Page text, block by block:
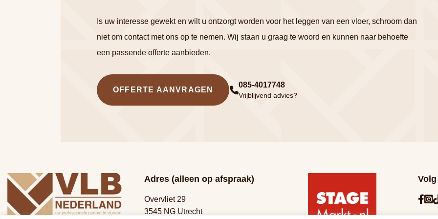
Is uw interesse gewekt en wilt u ontzorgt worden voor het leggen van een vloer, schroom dan
niet om contact met ons op te nemen. Wij staan u graag te woord en kunnen naar behoefte
een passende offerte aanbieden.
OFFERTE AANVRAGEN
085-4017748
Vrijblijvend advies?
Adres (alleen op afspraak)
Overvliet 29
3545 NG Utrecht